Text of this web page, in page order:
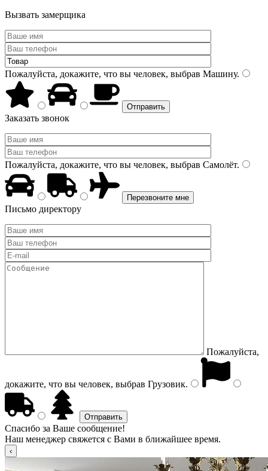
Вызвать замерщика
Пожалуйста, докажите, что вы человек, выбрав Машину.
Заказать звонок
Пожалуйста, докажите, что вы человек, выбрав Самолёт.
Письмо директору
Пожалуйста,
докажите, что вы человек, выбрав Грузовик.
Спасибо за Ваше сообщение!
Наш менеджер свяжется с Вами в ближайшее время.